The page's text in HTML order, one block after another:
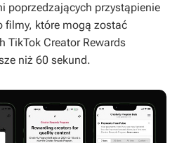
poprzedzających przystąpienie
filmy, które mogą zostać
TikTok Creator Rewards
niż 60 sekund.